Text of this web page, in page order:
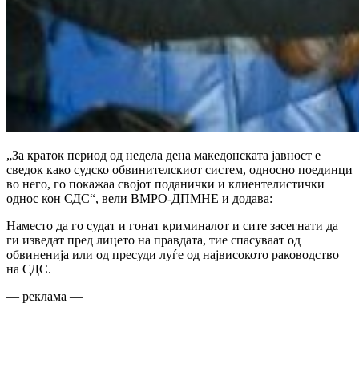
„За краток период од недела дена македонската јавност е
сведок како судско обвинителскиот систем, односно поединци
во него, го покажаа својот поданички и клиентелистички
однос кон СДС“, вели ВМРО-ДПМНЕ и додава:
Наместо да го судат и гонат криминалот и сите засегнати да
ги изведат пред лицето на правдата, тие спасуваат од
обвиненија или од пресуди луѓе од највисокото раководство
на СДС.
— реклама —